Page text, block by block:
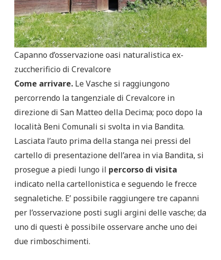
Capanno d’osservazione oasi naturalistica ex-
zuccherificio di Crevalcore
Come arrivare. Le Vasche si raggiungono
percorrendo la tangenziale di Crevalcore in
direzione di San Matteo della Decima; poco dopo la
località Beni Comunali si svolta in via Bandita.
Lasciata l’auto prima della stanga nei pressi del
cartello di presentazione dell’area in via Bandita, si
prosegue a piedi lungo il percorso di visita
indicato nella cartellonistica e seguendo le frecce
segnaletiche. E’ possibile raggiungere tre capanni
per l’osservazione posti sugli argini delle vasche; da
uno di questi è possibile osservare anche uno dei
due rimboschimenti.